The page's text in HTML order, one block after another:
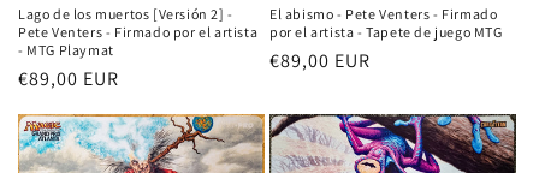
Lago de los muertos [Versión 2] -
Pete Venters - Firmado por el artista
- MTG Playmat
Precio
habitual
€89,00 EUR
El abismo - Pete Venters - Firmado
por el artista - Tapete de juego MTG
Precio
€89,00 EUR